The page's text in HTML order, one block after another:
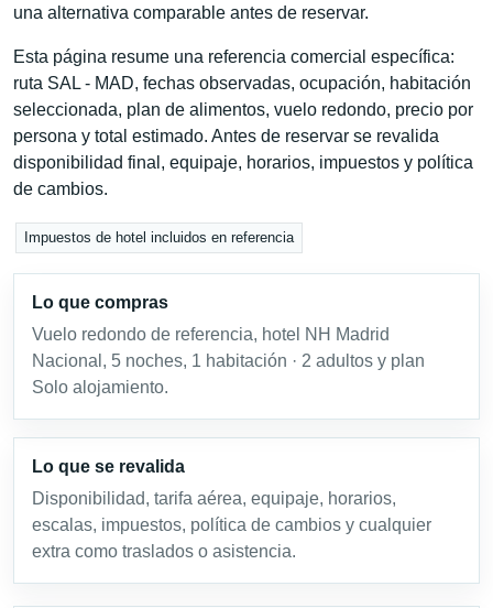
una alternativa comparable antes de reservar.
Esta página resume una referencia comercial específica:
ruta SAL - MAD, fechas observadas, ocupación, habitación
seleccionada, plan de alimentos, vuelo redondo, precio por
persona y total estimado. Antes de reservar se revalida
disponibilidad final, equipaje, horarios, impuestos y política
de cambios.
Impuestos de hotel incluidos en referencia
Lo que compras
Vuelo redondo de referencia, hotel NH Madrid
Nacional, 5 noches, 1 habitación · 2 adultos y plan
Solo alojamiento.
Lo que se revalida
Disponibilidad, tarifa aérea, equipaje, horarios,
escalas, impuestos, política de cambios y cualquier
extra como traslados o asistencia.